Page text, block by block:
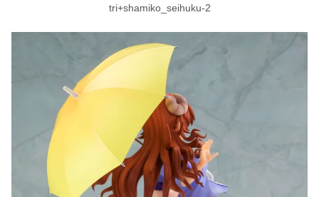
tri+shamiko_seihuku-2